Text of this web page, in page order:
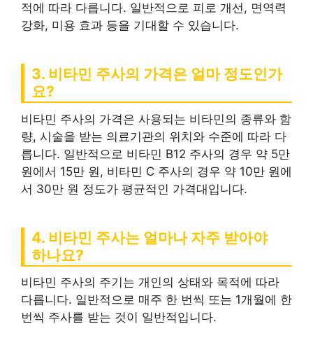
적에 따라 다릅니다. 일반적으로 피로 개선, 면역력
강화, 미용 효과 등을 기대할 수 있습니다.
3. 비타민 주사의 가격은 얼마 정도인가
요?
비타민 주사의 가격은 사용되는 비타민의 종류와 함
량, 시술을 받는 의료기관의 위치와 수준에 따라 다
릅니다. 일반적으로 비타민 B12 주사의 경우 약 5만
원에서 15만 원, 비타민 C 주사의 경우 약 10만 원에
서 30만 원 정도가 평균적인 가격대입니다.
4. 비타민 주사는 얼마나 자주 받아야
하나요?
비타민 주사의 주기는 개인의 상태와 목적에 따라
다릅니다. 일반적으로 매주 한 번씩 또는 1개월에 한
번씩 주사를 받는 것이 일반적입니다.